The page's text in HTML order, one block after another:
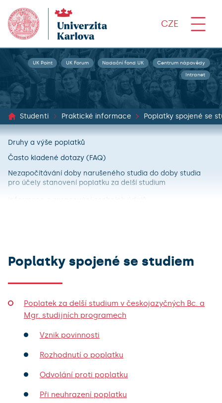
CZE
UK Point UK Forum Nadační fond UK Centrum nápovědy
Intranet
Studenti Praktické informace Poplatky spojené se
Druhy a výše poplatků
Často kladené dotazy (FAQ)
Nezapočítávání doby narušeného studia do doby studia
pro účely stanovení poplatku za delší studium
Informace o zpracování osobních údajů
Poplatky spojené se studiem
Poplatek za delší studium v českojazyčných Bc. a
Mgr. studijních programech
Vznik povinnosti
Rozhodnutí o poplatku
Odvolání proti poplatku
Při neuhrazení poplatku